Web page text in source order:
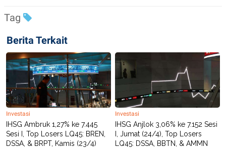
D
Y
A
.
D
L
N
G
G
A
N
A
N
C
K
N
E
R
J
A
E
M
I
Tag
Berita Terkait
Investasi
IHSG Ambruk 1,27% ke 7.445
Sesi I, Top Losers LQ45: BREN,
DSSA, & BRPT, Kamis (23/4)
Investasi
IHSG Anjlok 3,06% ke 7.152 Sesi
I, Jumat (24/4), Top Losers
LQ45: DSSA, BBTN, & AMMN